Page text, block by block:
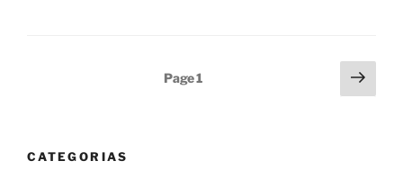
Page1
Next
page
CATEGORIAS